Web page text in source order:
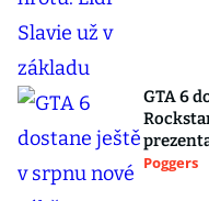
GTA 6
Poggers